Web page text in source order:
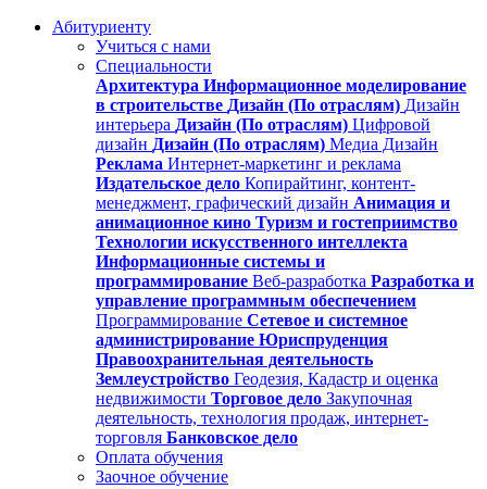
Абитуриенту
Учиться с нами
Специальности
Архитектура Информационное моделирование
в строительстве Дизайн (По отраслям) Дизайн
интерьера Дизайн (По отраслям) Цифровой
дизайн Дизайн (По отраслям) Медиа Дизайн
Реклама Интернет-маркетинг и реклама
Издательское дело Копирайтинг, контент-
менеджмент, графический дизайн Анимация и
анимационное кино Туризм и гостеприимство
Технологии искусственного интеллекта
Информационные системы и
программирование Веб-разработка Разработка и
управление программным обеспечением
Программирование Сетевое и системное
администрирование Юриспруденция
Правоохранительная деятельность
Землеустройство Геодезия, Кадастр и оценка
недвижимости Торговое дело Закупочная
деятельность, технология продаж, интернет-
торговля Банковское дело
Оплата обучения
Заочное обучение